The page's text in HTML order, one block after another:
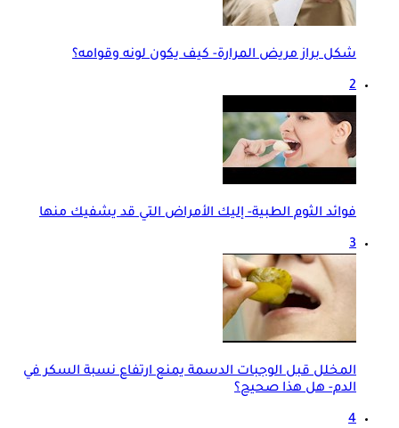
شكل براز مريض المرارة- كيف يكون لونه وقوامه؟
2
فوائد الثوم الطبية- إليك الأمراض التي قد يشفيك منها
3
المخلل قبل الوجبات الدسمة يمنع ارتفاع نسبة السكر في
الدم- هل هذا صحيح؟
4